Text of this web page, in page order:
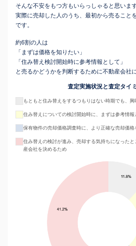
そんな不安をもつ方もいらっしゃると思いま
実際に売却した人のうち、最初から売ること
です。
約6割の人は
「まずは価格を知りたい」
「住み替え検討開始時に参考情報として」
と売るかどうかを判断するために不動産会社
査定実施状況と査定タイ
もともと住み替えをするつもりはない時期でも、興
住み替えについての検討開始時に、まずは参考情報
保有物件の売却価格調査時に、より正確な売却価格
住み替えの検討が進み、売却する気持ちになった
産会社を決めるため